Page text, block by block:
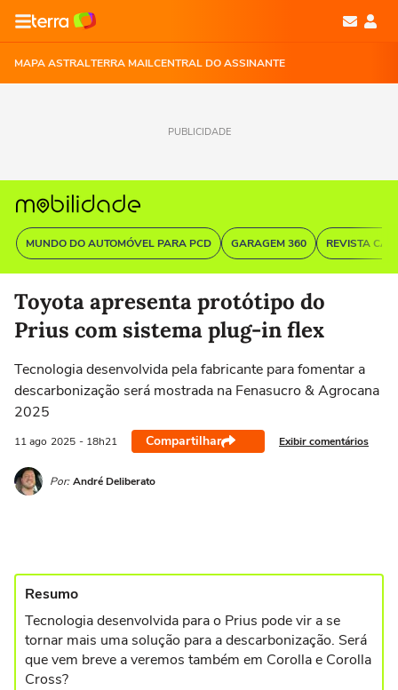
MAPA ASTRALTERRA MAILCENTRAL DO ASSINANTE
PUBLICIDADE
MUNDO DO AUTOMÓVEL PARA PCD GARAGEM 360 REVISTA
Toyota apresenta protótipo do
Prius com sistema plug-in flex
Tecnologia desenvolvida pela fabricante para fomentar a
descarbonização será mostrada na Fenasucro & Agrocana
2025
11 ago 2025 - 18h21 Compartilhar Exibir comentários
Por: André Deliberato
Resumo
Tecnologia desenvolvida para o Prius pode vir a se
tornar mais uma solução para a descarbonização. Será
que vem breve a veremos também em Corolla e Corolla
Cross?